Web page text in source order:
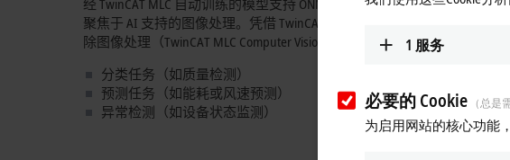
经 TwinCAT MLC 自动训练的模型支持 ONNX 格式的导出，且在延迟与
聚焦于 AI 支持的图像处理。凭借 TwinCAT MLC Signals and Time Series 模
除图像处理（TwinCAT MLC Computer Vision）外，现在也能高效处理信
分类任务（如质量检测）
预测任务（如能耗或风速预测）
异常检测（如设备状态监测）
1 服务
必要的 Cookie （总是
为启用网站的核心功能